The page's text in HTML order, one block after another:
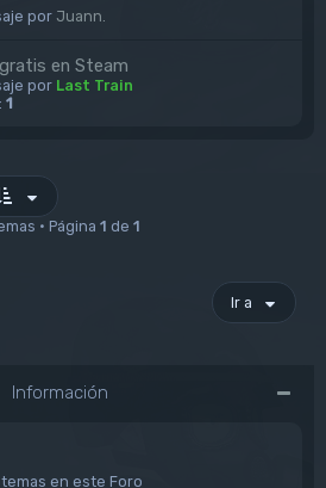
por Juann.
en Steam
por Last Train
1
• Página 1 de 1
Ir a
Información
en este Foro